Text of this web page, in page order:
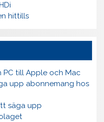
hittills
PC till Apple och Mac
upp abonnemang hos
säga upp